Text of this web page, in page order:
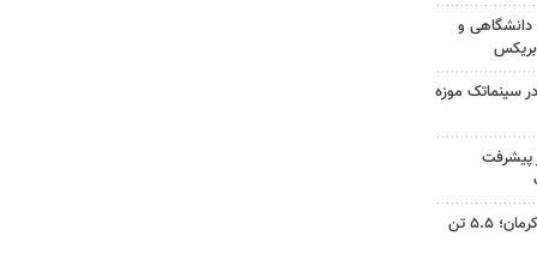
و
بریکس
سینماتک موزه
پیشرفت
قطب گلخانه‌ای ایران در جنوب کرمان؛ ۵.۵ تن